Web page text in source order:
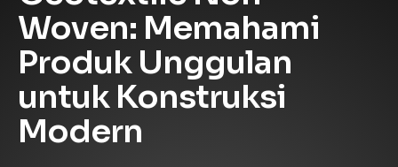
Woven: Memahami
Produk Unggulan
untuk Konstruksi
Modern